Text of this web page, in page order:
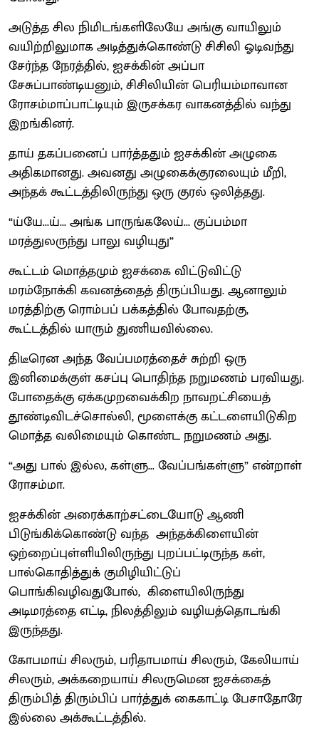
அடுத்த சில நிமிடங்களிலேயே அங்கு வாயிலும்
வயிற்றிலுமாக அடித்துக்கொண்டு சிசிலி ஓடிவந்து
சேர்ந்த நேரத்தில், ஐசக்கின் அப்பா
சேசுப்பாண்டியனும், சிசிலியின் பெரியம்மாவான
ரோசம்மாப்பாட்டியும் இருசக்கர வாகனத்தில் வந்து
இறங்கினர்.
தாய் தகப்பனைப் பார்த்ததும் ஐசக்கின் அழுகை
அதிகமானது. அவனது அழுகைக்குரலையும் மீறி,
அந்தக் கூட்டத்திலிருந்து ஒரு குரல் ஒலித்தது.
“ய்யே...ய்... அங்க பாருங்கலேய்... குப்பம்மா
மரத்துலருந்து பாலு வழியுது”
கூட்டம் மொத்தமும் ஐசக்கை விட்டுவிட்டு
மரம்நோக்கி கவனத்தைத் திருப்பியது. ஆனாலும்
மரத்திற்கு ரொம்பப் பக்கத்தில் போவதற்கு,
கூட்டத்தில் யாரும் துணியவில்லை.
திடீரென அந்த வேப்பமரத்தைச் சுற்றி ஒரு
இனிமைக்குள் கசப்பு பொதிந்த நறுமணம் பரவியது.
போதைக்கு ஏக்கமுறவைக்கிற நாவறட்சியைத்
தூண்டிவிடச்சொல்லி, மூளைக்கு கட்டளையிடுகிற
மொத்த வலிமையும் கொண்ட நறுமணம் அது.
“அது பால் இல்ல, கள்ளு... வேப்பங்கள்ளு” என்றாள்
ரோசம்மா.
ஐசக்கின் அரைக்காற்சட்டையோடு ஆணி
பிடுங்கிக்கொண்டு வந்த அந்தக்கிளையின்
ஒற்றைப்புள்ளியிலிருந்து புறப்பட்டிருந்த கள்,
பால்கொதித்துக் குமிழியிட்டுப்
பொங்கிவழிவதுபோல், கிளையிலிருந்து
அடிமரத்தை எட்டி, நிலத்திலும் வழியத்தொடங்கி
இருந்தது.
கோபமாய் சிலரும், பரிதாபமாய் சிலரும், கேலியாய்
சிலரும், அக்கறையாய் சிலருமென ஐசக்கைத்
திரும்பித் திரும்பிப் பார்த்துக் கைகாட்டி பேசாதோரே
இல்லை அக்கூட்டத்தில்.